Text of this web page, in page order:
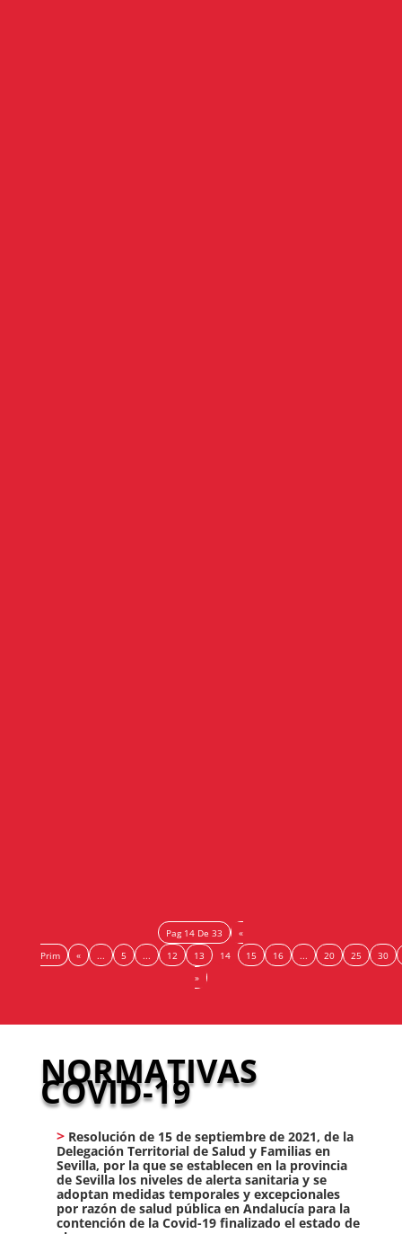
Pag 14 De 33
«
Prim
« ... 5 ... 12 13 14 15 16 ... 20 25
30
»
NORMATIVAS
COVID-19
Resolución de 15 de septiembre de 2021, de la
Delegación Territorial de Salud y Familias en
Sevilla, por la que se establecen en la provincia
de Sevilla los niveles de alerta sanitaria y se
adoptan medidas temporales y excepcionales
por razón de salud pública en Andalucía para la
contención de la Covid-19 finalizado el estado de